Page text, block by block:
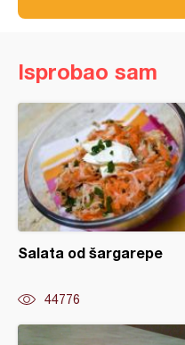
Isprobao sam
Salata od šargarepe
44776